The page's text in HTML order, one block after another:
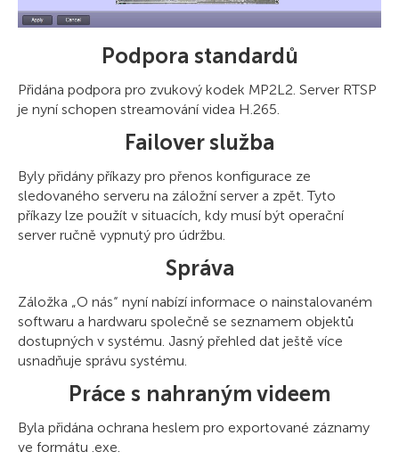
Podpora standardů
Přidána podpora pro zvukový kodek MP2L2. Server RTSP
je nyní schopen streamování videa H.265.
Failover služba
Byly přidány příkazy pro přenos konfigurace ze
sledovaného serveru na záložní server a zpět. Tyto
příkazy lze použít v situacích, kdy musí být operační
server ručně vypnutý pro údržbu.
Správa
Záložka „O nás“ nyní nabízí informace o nainstalovaném
softwaru a hardwaru společně se seznamem objektů
dostupných v systému. Jasný přehled dat ještě více
usnadňuje správu systému.
Práce s nahraným videem
Byla přidána ochrana heslem pro exportované záznamy
ve formátu .exe.